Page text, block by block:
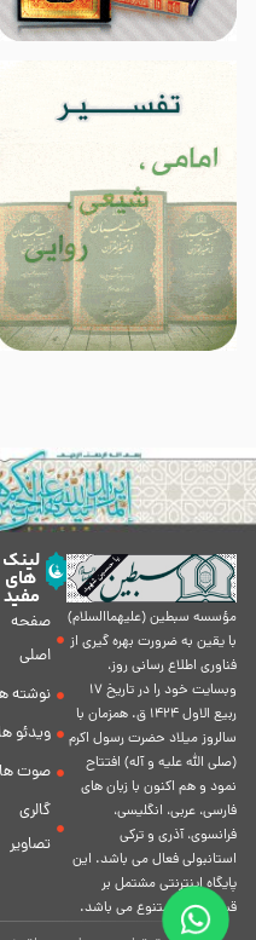
مؤسسه سبطين (عليهماالسلام)
با يقين به ضرورت بهره گیرى از
فناورى اطلاع رسانى روز،
وبسایت خود را در تاريخ 17
ربيع الاول 1424 ق. همزمان با
سالروز ميلاد حضرت رسول اكرم
(صلی الله علیه و آله) افتتاح
نمود و هم اكنون با زبان های
فارسی، عربى، انگلیسی،
فرانسوی، آذری و ترکی
استانبولی فعال مى باشد. اين
پايگاه اينترنتى مشتمل بر
قسمت هاى متنوع مى باشد.
لینک
های
مفید
صفحه
اصلی
نوشته
ویدئو ها
صوت ها
گالری
تصاویر